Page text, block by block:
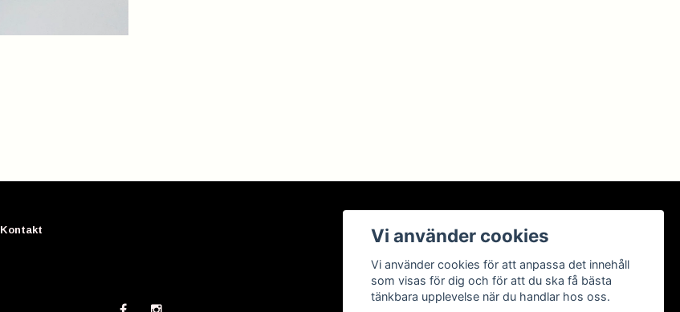
Kontakt BETALSÄTT
Vi använder cookies
Vi använder cookies för att anpassa det innehåll
som visas för dig och för att du ska få bästa
tänkbara upplevelse när du handlar hos oss.